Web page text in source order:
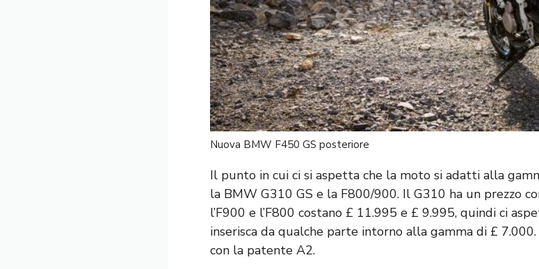
Nuova BMW F450 GS posteriore
Il punto in cui ci si aspetta che la moto si adatti alla
la BMW G310 GS e la F800/900. Il G310 ha un prezzo
l’F900 e l’F800 costano £ 11.995 e £ 9.995, quindi ci
inserisca da qualche parte intorno alla gamma di £
con la patente A2.